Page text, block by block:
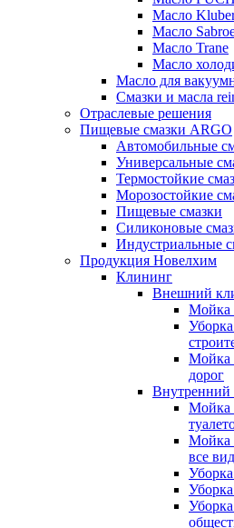
Масло
Масло
Масло Trane
Масло
Масло для
Смазки и масла
Отраслевые решения
Пищевые смазки ARGO
Автомобильные
Универсальные
Термостойкие
Морозостойкие
Пищевые смазки
Силиконовые
Индустриальные
Продукция Новелхим
Клининг
Внешний
Мойка
Мойка
дорог
Внутренний
Мойка
Мойка
все